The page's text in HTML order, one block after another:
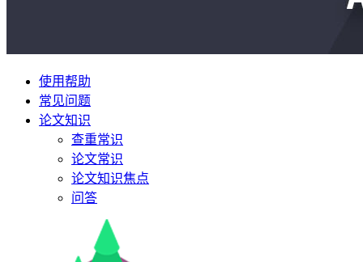
使用帮助
常见问题
论文知识
查重常识
论文常识
论文知识焦点
问答